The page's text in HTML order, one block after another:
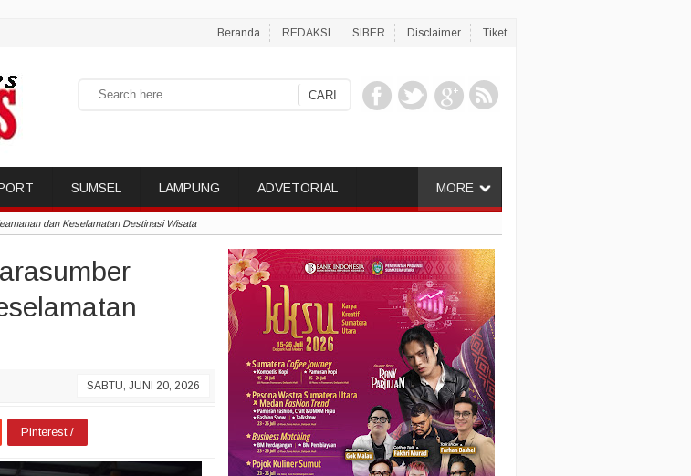
Beranda REDAKSI SIBER Disclaimer Tiket
MORE
SUMSEL LAMPUNG ADVETORIAL
dan Keselamatan Destinasi Wisata
SABTU, JUNI 20, 2026
Pinterest /